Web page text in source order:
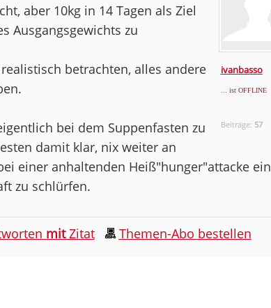
ivanbasso
... ist OFFLINE
Beiträge: 57
aber 10kg in 14 Tagen als Ziel
Ausgangsgewichts zu
betrachten, alles andere
bei dem Suppenfasten zu
damit klar, nix weiter an
einer anhaltenden Heiß"hunger"attacke ein
zu schlürfen.
mitZitat Themen-Abo bestellen